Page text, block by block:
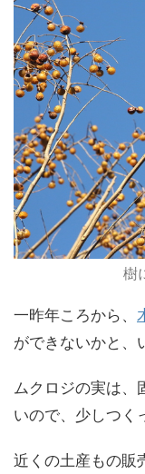
樹
一昨年ころから、
ができないかと、
ムクロジの実は、
いので、少しつく
近くの土産もの販